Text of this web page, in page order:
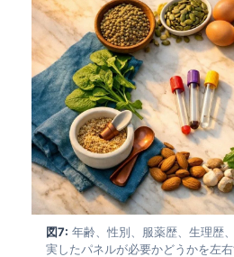
図7: 年齢、性別、服薬歴、生理歴
実したパネルが必要かどうかを左
Kiswahili
አማርኛ
Українська
O‘zbekcha
Català
Қазақ тілі
Suomi
Hrvatski
Slovenčina